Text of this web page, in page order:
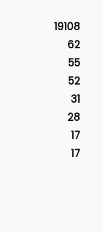
19108
62
55
52
31
28
17
17